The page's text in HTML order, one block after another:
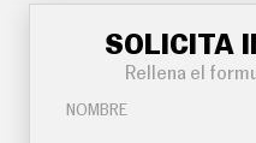
SOLICITA
Rellena el
NOMBRE